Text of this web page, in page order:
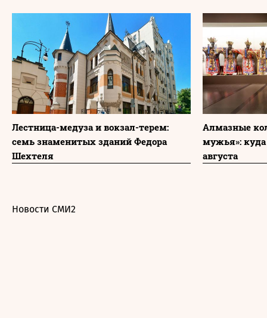
Лестница-медуза и вокзал-терем:
семь знаменитых зданий Федора
Шехтеля
Алмазные
мужья»:
августа
Новости СМИ2